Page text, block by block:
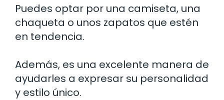
Puedes optar por una camiseta, una
chaqueta o unos zapatos que estén
en tendencia.
Además, es una excelente manera de
ayudarles a expresar su personalidad
y estilo único.